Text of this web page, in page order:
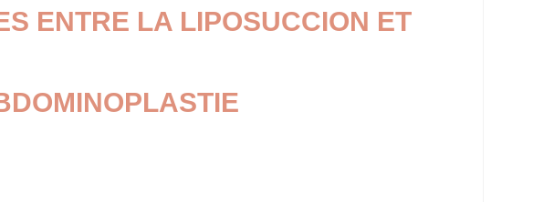
ENTRE LA LIPOSUCCION ET